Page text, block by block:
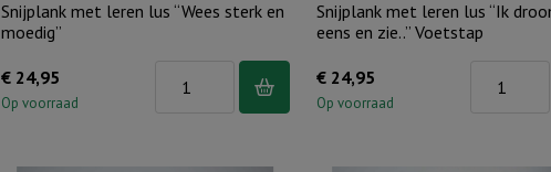
Snijplank met leren lus “Wees sterk en
moedig”
€ 24,95
Op voorraad
Snijplank met leren lus “Ik
eens en zie..” Voetstap
€24,95
Op voorraad